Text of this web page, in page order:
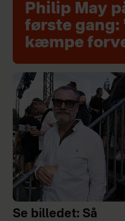
Philip May
første gang:
kæmpe
Se billedet: Så